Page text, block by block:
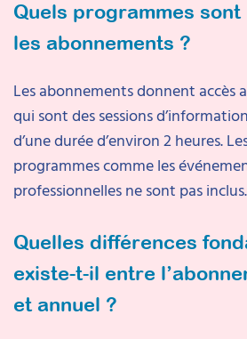
Quels programmes
les abonnements ?
Les abonnements donnent accès
qui sont des sessions
d’une durée d’environ 2 heures.
programmes comme les
professionnelles ne sont pas inclus.
Quelles différences
existe-t-il entre
et annuel ?